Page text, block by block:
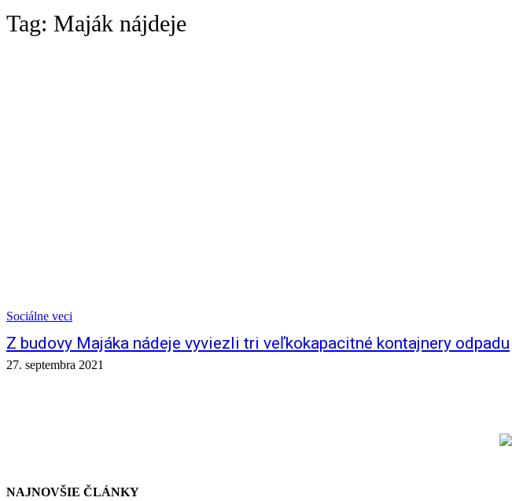
Tag: Maják nájdeje
Sociálne veci
Z budovy Majáka nádeje vyviezli tri veľkokapacitné kontajnery odpadu
27. septembra 2021
NAJNOVŠIE ČLÁNKY